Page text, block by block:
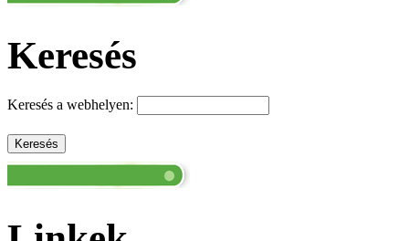
Keresés
Keresés a webhelyen: